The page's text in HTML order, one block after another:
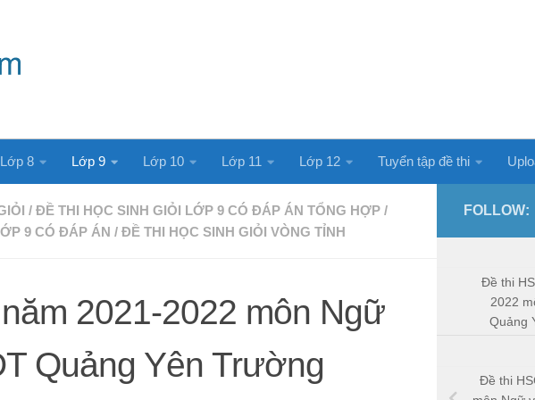
Lớp 8 Lớp 9 Lớp 10 Lớp 11 Lớp 12 Tuyển tập đề thi
/ ĐỀ THI HỌC SINH GIỎI LỚP 9 CÓ ĐÁP ÁN TỔNG HỢP /
9 CÓ ĐÁP ÁN / ĐỀ THI HỌC SINH GIỎI VÒNG TỈNH
2021-2022 môn Ngữ
Quảng Yên Trường
FOLLOW:
Đề thi
2022
Quảng
Đề thi